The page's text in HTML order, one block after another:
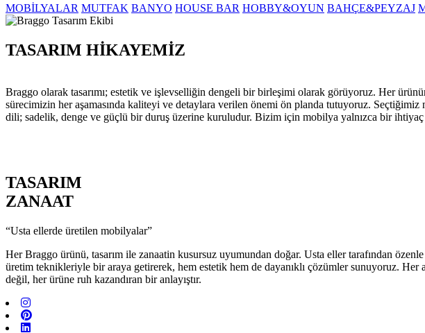
MOBİLYALAR MUTFAK BANYO HOUSE BAR HOBBY&OYUN BAHÇE&PEYZAJ
TASARIM HİKAYEMİZ
Braggo olarak tasarımı; estetik ve işlevselliğin dengeli bir birleşimi olarak görüyoruz. Her
sürecimizin her aşamasında kaliteyi ve detaylara verilen önemi ön planda tutuyoruz.
dili; sadelik, denge ve güçlü bir duruş üzerine kuruludur. Bizim için mobilya yalnızca bir ihtiyaç
TASARIM
ZANAAT
“Usta ellerde üretilen mobilyalar”
Her Braggo ürünü, tasarım ile zanaatin kusursuz uyumundan doğar. Usta eller tarafından
üretim teknikleriyle bir araya getirerek, hem estetik hem de dayanıklı çözümler sunuyoruz.
değil, her ürüne ruh kazandıran bir anlayıştır.